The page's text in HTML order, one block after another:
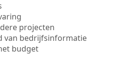
projecten
van bedrijfsinformatie
budget